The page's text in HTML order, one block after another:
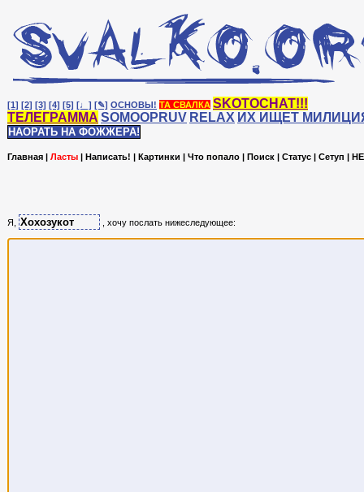
[1] [2] [3] [4] [5] [♩] [✎] ОСНОВЫ! ТА СВАЛКА SKOTOCHAT!!!
ТЕЛЕГРАММА SOMOOPRUV RELAX ИХ ИЩЕТ
НАОРАТЬ НА ФОЖЖЕРА!
Главная | Ласты | Написать! | Картинки | Что попало | Поиск | Статус | Сетуп |
Я, , хочу послать нижеследующее: